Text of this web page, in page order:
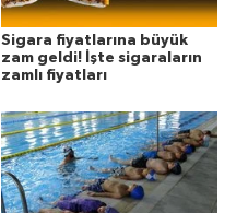
Sigara fiyatlarına büyük
zam geldi! İşte sigaraların
zamlı fiyatları